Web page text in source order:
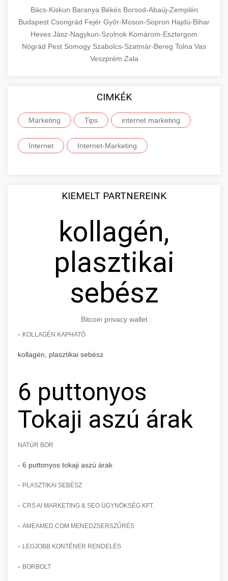
Bács-Kiskun Baranya Békés Borsod-Abaúj-Zemplén
Budapest Csongrád Fejér Győr-Moson-Sopron Hajdú-Bihar
Heves Jász-Nagykun-Szolnok Komárom-Esztergom
Nógrád Pest Somogy Szabolcs-Szatmár-Bereg Tolna Vas
Veszprém Zala
CIMKÉK
Marketing Tips internet marketing
Internet Internet-Marketing
KIEMELT PARTNEREINK
kollagén,
plasztikai
sebész
Bitcoin privacy wallet
- KOLLAGÉN KAPHATÓ
kollagén, plasztikai sebész
6 puttonyos
Tokaji aszú árak
NATÚR BOR
- 6 puttonyos tokaji aszú árak
- PLASZTIKAI SEBÉSZ
- CRS AI MARKETING & SEO ÜGYNÖKSÉG KFT.
- AMEAMED.COM MENEDZSERSZŰRÉS
- LEGJOBB KONTÉNER RENDELÉS
- BORBOLT